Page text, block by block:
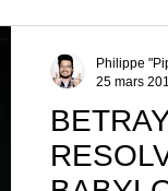
Philippe
25 mars